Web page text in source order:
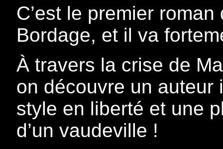
C’est le premier
Bordage, et il va
À travers la crise de
on découvre un auteur
style en liberté et une
d’un vaudeville !